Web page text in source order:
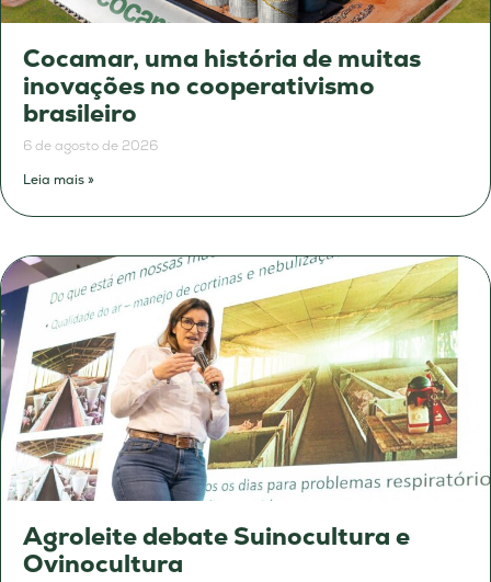
Cocamar, uma história de muitas
inovações no cooperativismo
brasileiro
6 de agosto de 2026
Leia mais »
Agroleite debate Suinocultura e
Ovinocultura